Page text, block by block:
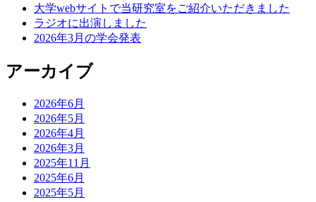
大学webサイトで当研究室をご紹介いただきました
ラジオに出演しました
2026年3月の学会発表
アーカイブ
2026年6月
2026年5月
2026年4月
2026年3月
2025年11月
2025年6月
2025年5月